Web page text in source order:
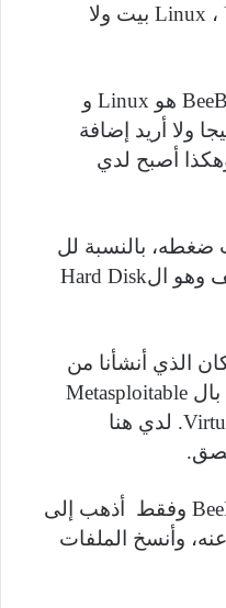
Linux ،
64 بيت ولا
هو Linux و
أصبح لدي
ضغطه، بالنسبة لل
وهو الHard Disk
الذي أنشأنا من
Metasploitable
. لدي هنا
وفقط أذهب إلى
وأنسخ الملفات